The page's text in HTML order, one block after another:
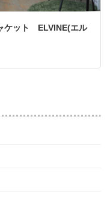
ケット ELVINE(エル